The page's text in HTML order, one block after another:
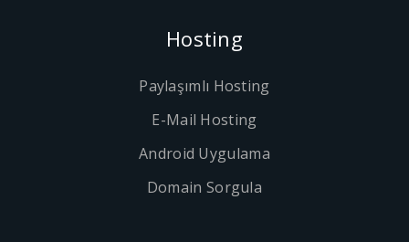
Hosting
Paylaşımlı Hosting
E-Mail Hosting
Android Uygulama
Domain Sorgula